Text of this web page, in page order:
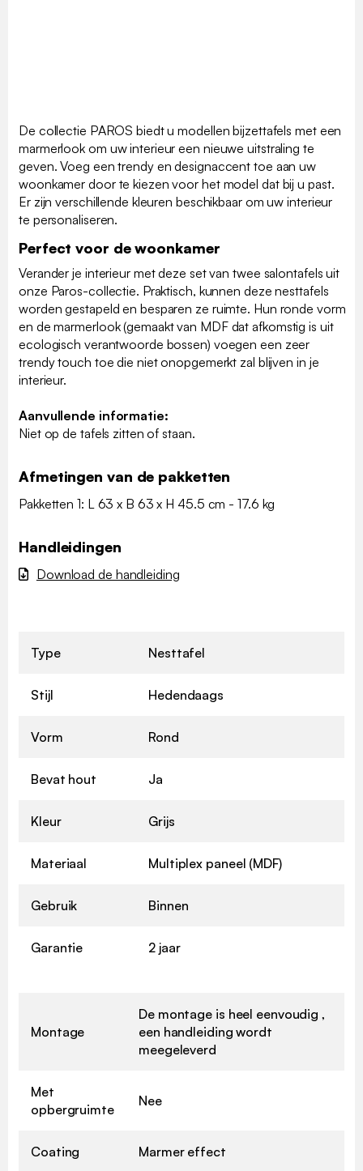
De collectie PAROS biedt u modellen bijzettafels met een
marmerlook om uw interieur een nieuwe uitstraling te
geven. Voeg een trendy en designaccent toe aan uw
woonkamer door te kiezen voor het model dat bij u past.
Er zijn verschillende kleuren beschikbaar om uw interieur
te personaliseren.
Perfect voor de woonkamer
Verander je interieur met deze set van twee salontafels uit
onze Paros-collectie. Praktisch, kunnen deze nesttafels
worden gestapeld en besparen ze ruimte. Hun ronde vorm
en de marmerlook (gemaakt van MDF dat afkomstig is uit
ecologisch verantwoorde bossen) voegen een zeer
trendy touch toe die niet onopgemerkt zal blijven in je
interieur.
Aanvullende informatie:
Niet op de tafels zitten of staan.
Afmetingen van de pakketten
Pakketten 1: L 63 x B 63 x H 45.5 cm - 17.6 kg
Handleidingen
Download de handleiding
Type Nesttafel
Stijl Hedendaags
Vorm Rond
Bevat hout Ja
Kleur Grijs
Materiaal Multiplex paneel (MDF)
Gebruik Binnen
Garantie 2 jaar
Montage
De montage is heel eenvoudig ,
een handleiding wordt
meegeleverd
Met
opbergruimte
Nee
Coating Marmer effect